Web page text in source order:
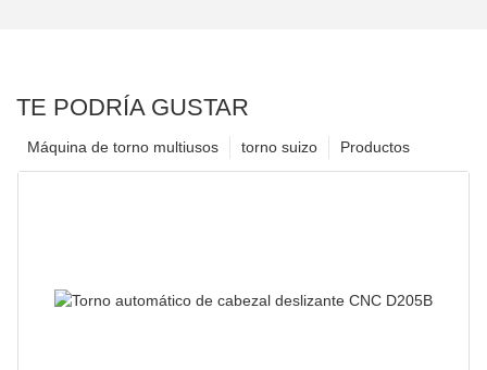
TE PODRÍA GUSTAR
Productos
torno suizo
Máquina de torno multiusos